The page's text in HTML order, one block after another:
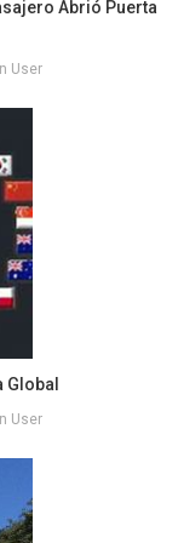
Abrió Puerta
User
Global
User